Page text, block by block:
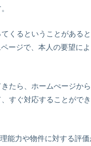
くるということがある
ージで、本人の要望に
たら、ホームぺージから
、すぐ対応することがで
能力や物件に対する評